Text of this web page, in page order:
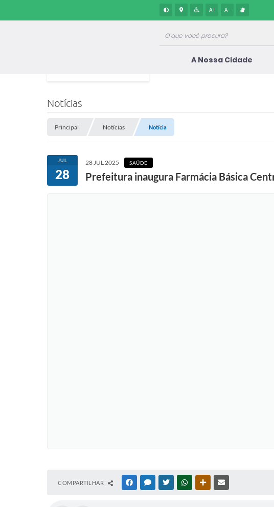
A+ A-
A Nossa Cidade
Notícias
Principal Notícias Notícia
JUL
28
28 JUL 2025 SAÚDE
Prefeitura inaugura Farmácia Básica
COMPARTILHAR FACEBOOKMESSENGER
TWITTERWHATSAPPOUTRAS MÍDIAS